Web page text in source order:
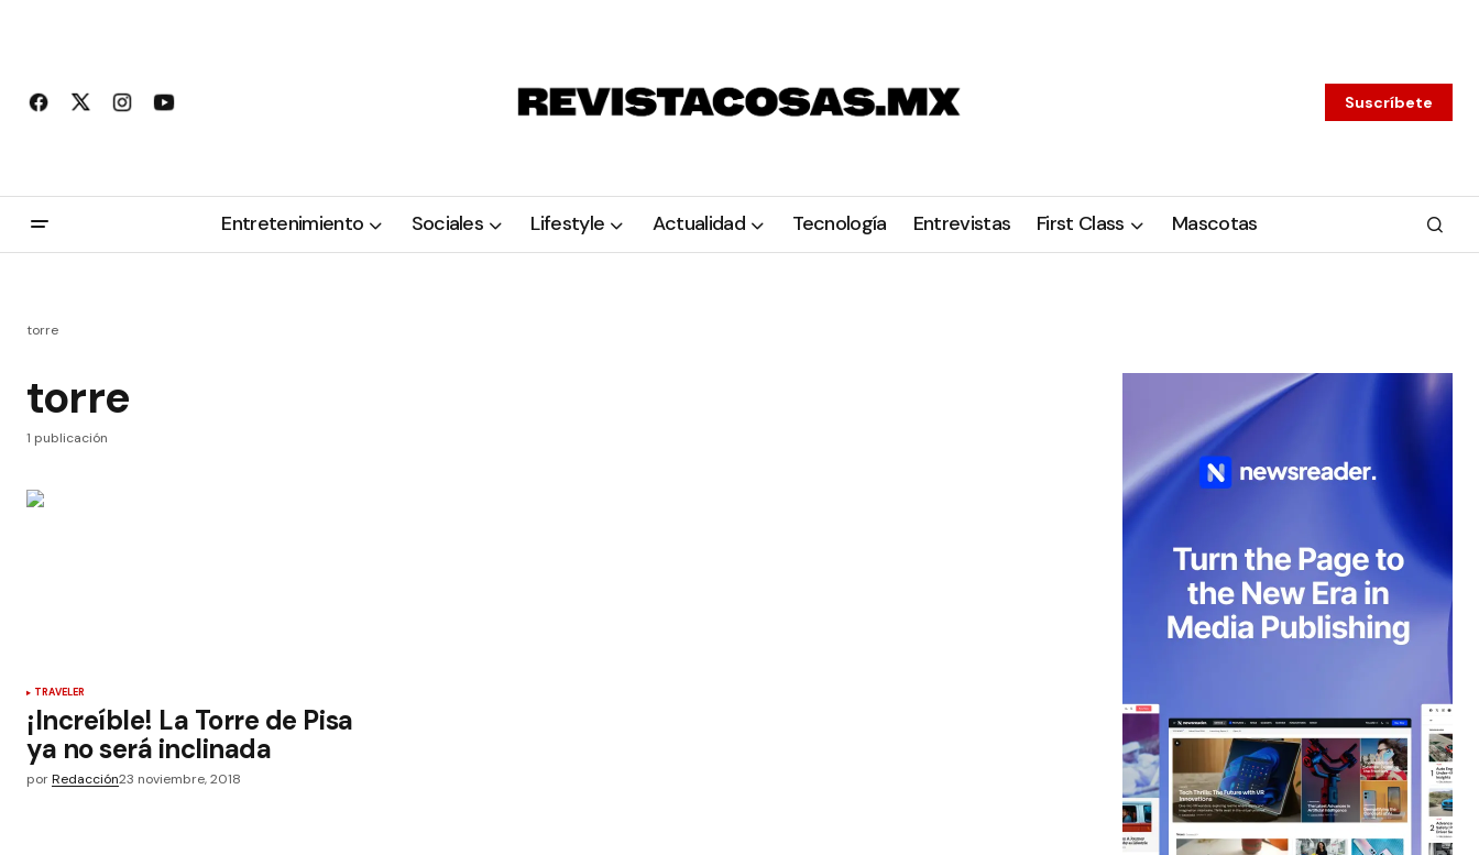
Suscríbete
Entretenimiento Sociales Lifestyle Actualidad Tecnología Entrevistas First Class Mascotas
torre
torre
1 publicación
TRAVELER
¡Increíble! La Torre de Pisa
ya no será inclinada
porRedacción23 noviembre, 2018